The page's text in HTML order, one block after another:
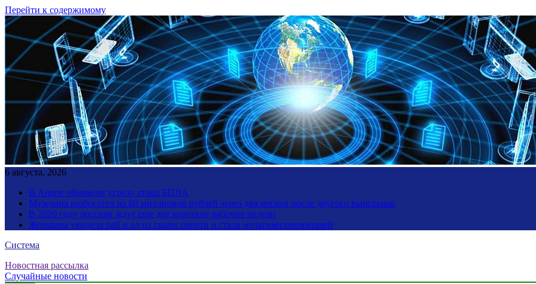
Перейти к содержимому
6 августа, 2026
В Анапе объявили угрозу атаки БПЛА
Мужчина разбогател на 80 миллионов рублей через два месяца после другого выигрыша
В 2026 году россиян ждут еще две короткие рабочие недели
Женщина увидела рай и ад на грани смерти и стала мультимиллионершей
Система
Новостная рассылка
Случайные новости